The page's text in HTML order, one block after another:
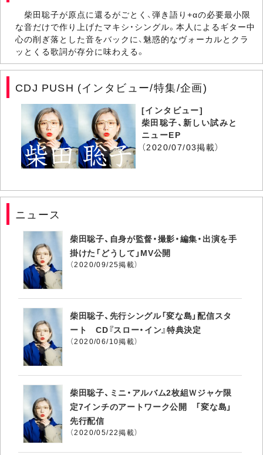
柴田聡子が原点に還るがごとく、弾き語り+αの必要最小限
な音だけで作り上げたマキシ・シングル。本人によるギター中
心の削ぎ落とした音をバックに、魅惑的なヴォーカルとクラ
ッとくる歌詞が存分に味わえる。
CDJ PUSH (インタビュー/特集/企画)
[インタビュー]
柴田聡子、新しい試みと
ニューEP
（2020/07/03掲載）
ニュース
柴田聡子、自身が監督・撮影・編集・出演を手
掛けた「どうして」MV公開
（2020/09/25掲載）
柴田聡子、先行シングル「変な島」配信スタ
ート CD『スロー・イン』特典決定
（2020/06/10掲載）
柴田聡子、ミニ・アルバム2枚組Ｗジャケ限
定7インチのアートワーク公開 「変な島」
先行配信
（2020/05/22掲載）